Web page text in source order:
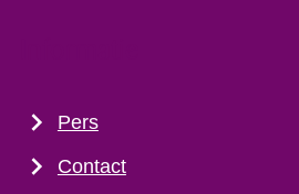
Pers
Contact